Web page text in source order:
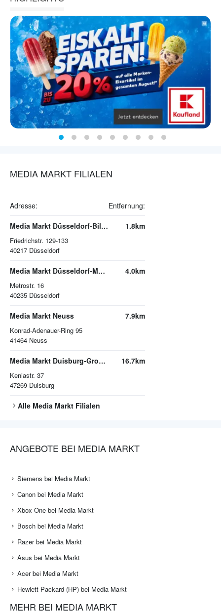
MEDIA MARKT FILIALEN
Adresse: Entfernung:
Media Markt Düsseldorf-Bilk Arcaden (Ecke Bachstraße)
Friedrichstr. 129-133
40217 Düsseldorf
1.8km
Media Markt Düsseldorf-Metrostraße
Metrostr. 16
40235 Düsseldorf
4.0km
Media Markt Neuss
Konrad-Adenauer-Ring 95
41464 Neuss
7.9km
Media Markt Duisburg-Großenbaum
Keniastr. 37
47269 Duisburg
16.7km
Alle Media Markt Filialen
ANGEBOTE BEI MEDIA MARKT
Siemens bei Media Markt
Canon bei Media Markt
Xbox One bei Media Markt
Bosch bei Media Markt
Razer bei Media Markt
Asus bei Media Markt
Acer bei Media Markt
Hewlett Packard (HP) bei Media Markt
MEHR BEI MEDIA MARKT